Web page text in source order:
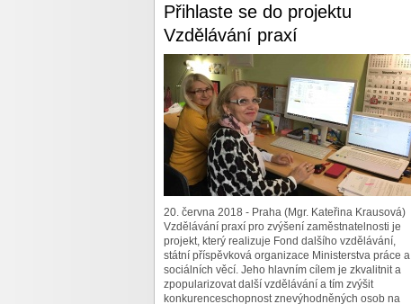
Přihlaste se do projektu
Vzdělávání praxí
20. června 2018 - Praha (Mgr. Kateřina Krausová)
Vzdělávání praxí pro zvýšení zaměstnatelnosti je
projekt, který realizuje Fond dalšího vzdělávání,
státní příspěvková organizace Ministerstva práce a
sociálních věcí. Jeho hlavním cílem je zkvalitnit a
zpopularizovat další vzdělávání a tím zvýšit
konkurenceschopnost znevýhodněných osob na